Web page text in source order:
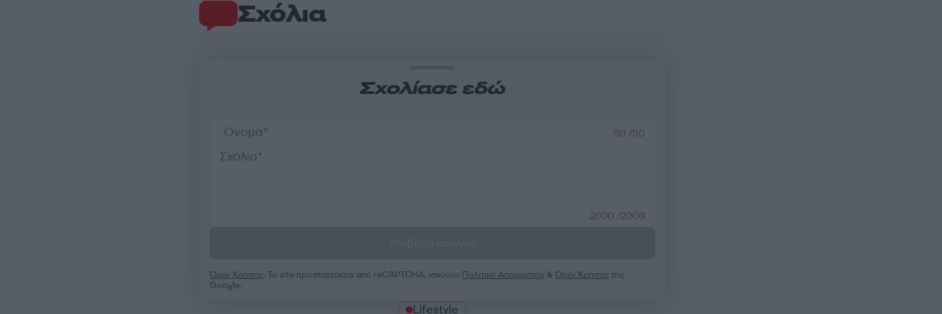
Σχόλια
Σχολίασε εδώ
50 /50
2000 /2000
Όροι Χρήσης. Το site προστατεύεται από reCAPTCHA, ισχύουν Πολιτική Απορρήτου &Όροι Χρήσης της
Google.
Lifestyle